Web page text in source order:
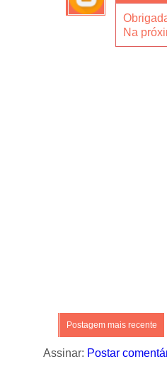
Na
Postagem mais recente
Assinar: Postar